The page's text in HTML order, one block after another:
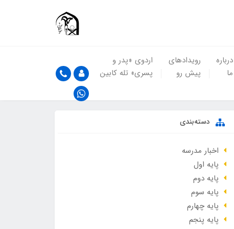
درباره
ما
رویدادهای
پیش رو
اردوی «پدر و
پسری» تله کابین
دسته‌بندی
اخبار مدرسه
پایه اول
پایه دوم
پایه سوم
پایه چهارم
پایه پنجم